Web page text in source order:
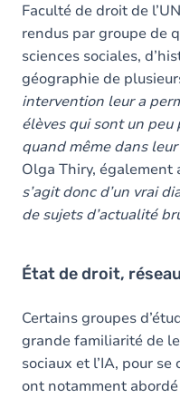
Faculté de droit de
rendus par groupe de
sciences sociales,
géographie de
intervention leur a
élèves qui sont un
quand même dans leur
Olga Thiry, également
s’agit donc d’un vrai
de sujets d’actualité
État de droit,
Certains groupes
grande familiarité de
sociaux et l’IA, pour
ont notamment